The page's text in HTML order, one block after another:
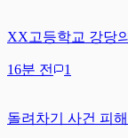
XX고등학교 강당
16분 전 1
돌려차기 사건 피